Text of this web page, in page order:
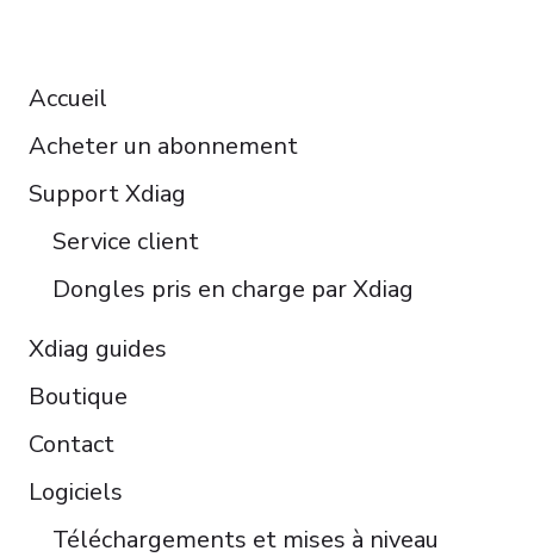
Accueil
Acheter un abonnement
Support Xdiag
Service client
Dongles pris en charge par Xdiag
Xdiag guides
Boutique
Contact
Logiciels
Téléchargements et mises à niveau